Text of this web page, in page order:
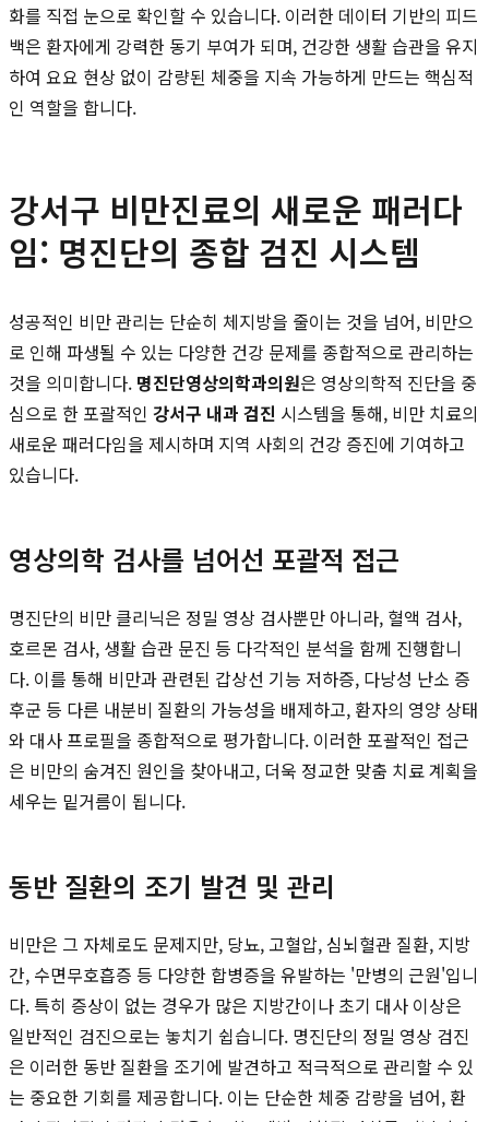
화를 직접 눈으로 확인할 수 있습니다. 이러한 데이터 기반의 피드
백은 환자에게 강력한 동기 부여가 되며, 건강한 생활 습관을 유지
하여 요요 현상 없이 감량된 체중을 지속 가능하게 만드는 핵심적
인 역할을 합니다.
강서구 비만진료의 새로운 패러다
임: 명진단의 종합 검진 시스템
성공적인 비만 관리는 단순히 체지방을 줄이는 것을 넘어, 비만으
로 인해 파생될 수 있는 다양한 건강 문제를 종합적으로 관리하는
것을 의미합니다. 명진단영상의학과의원은 영상의학적 진단을 중
심으로 한 포괄적인 강서구 내과 검진 시스템을 통해, 비만 치료의
새로운 패러다임을 제시하며 지역 사회의 건강 증진에 기여하고
있습니다.
영상의학 검사를 넘어선 포괄적 접근
명진단의 비만 클리닉은 정밀 영상 검사뿐만 아니라, 혈액 검사,
호르몬 검사, 생활 습관 문진 등 다각적인 분석을 함께 진행합니
다. 이를 통해 비만과 관련된 갑상선 기능 저하증, 다낭성 난소 증
후군 등 다른 내분비 질환의 가능성을 배제하고, 환자의 영양 상태
와 대사 프로필을 종합적으로 평가합니다. 이러한 포괄적인 접근
은 비만의 숨겨진 원인을 찾아내고, 더욱 정교한 맞춤 치료 계획을
세우는 밑거름이 됩니다.
동반 질환의 조기 발견 및 관리
비만은 그 자체로도 문제지만, 당뇨, 고혈압, 심뇌혈관 질환, 지방
간, 수면무호흡증 등 다양한 합병증을 유발하는 '만병의 근원'입니
다. 특히 증상이 없는 경우가 많은 지방간이나 초기 대사 이상은
일반적인 검진으로는 놓치기 쉽습니다. 명진단의 정밀 영상 검진
은 이러한 동반 질환을 조기에 발견하고 적극적으로 관리할 수 있
는 중요한 기회를 제공합니다. 이는 단순한 체중 감량을 넘어, 환